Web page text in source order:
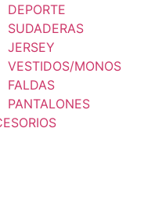
DEPORTE
SUDADERAS
JERSEY
VESTIDOS/MONOS
FALDAS
PANTALONES